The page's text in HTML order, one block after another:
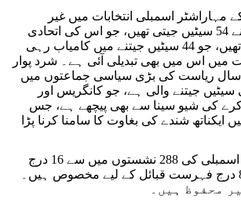
ہو کہ 2019 کے مہاراشٹر اسمبلی انتخابات میں غیر
منقسم این سی پی نے 54 سیٹیں جیتی تھیں، جو اس کی اتحادی
کانگریس سے زیادہ تھیں، جو 44 سیٹیں جیتنے میں کامیاب رہی
میں اس میں بھی تبدیلی آئی ہے۔ شرد پوار
ریاست کی بڑی سیاسی جماعتوں میں
جیتنے والی ہے، جو کانگریس اور
کی شیو سینا سے بھی پیچھے ہے، جس
پارٹی کو 2022 میں ایکناتھ شندے کی بغاوت کا سامنا کرنا پڑا
بتادیں کہ مہاراشٹر اسمبلی کی 288 نشستوں میں سے 16 درج
فہرست ذاتوں اور 8 درج فہرست قبائل کے لیے مخصوص ہیں۔